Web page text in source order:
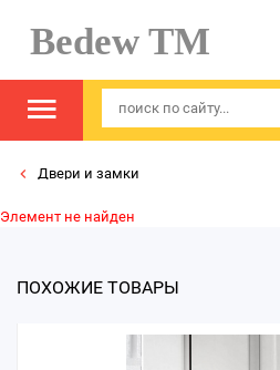
Bedew TM
Двери и замки
Элемент не найден
ПОХОЖИЕ ТОВАРЫ